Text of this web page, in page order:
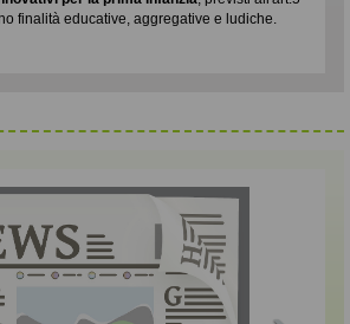
finalità educative, aggregative e ludiche.